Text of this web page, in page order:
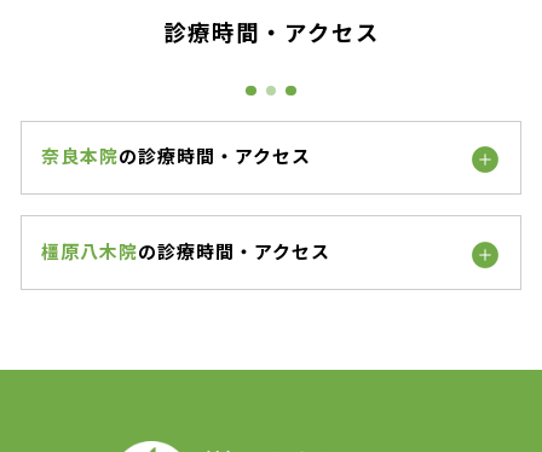
診療時間・アクセス
奈良本院の診療時間・アクセス
橿原八木院の診療時間・アクセス